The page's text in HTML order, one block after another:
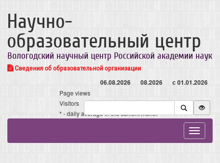
Научно-
образовательный центр
Вологодский научный центр Российской академии наук
Сведения об образовательной организации
06.08.2026 08.2026 с 01.01.2026
Page views
Visitors
* - daily average in the current month
Toggle